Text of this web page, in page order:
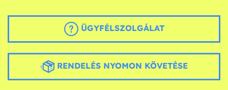
ÜGYFÉLSZOLGÁLAT
RENDELÉS NYOMON KÖVETÉSE